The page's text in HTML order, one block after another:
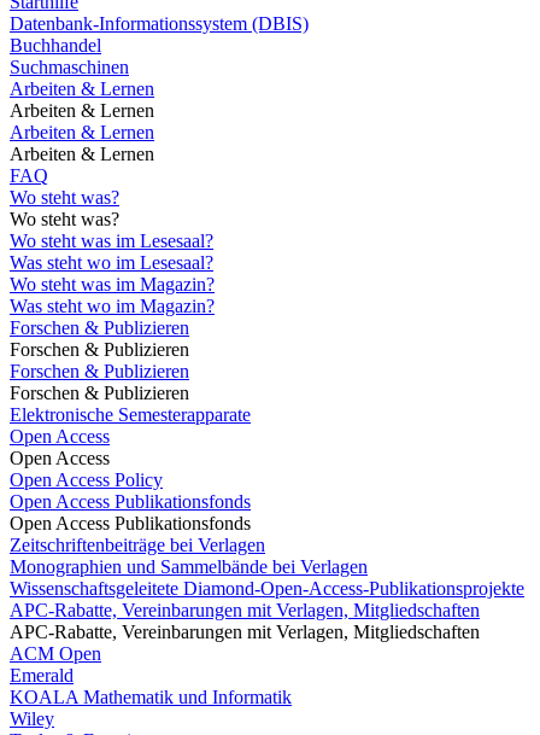
Datenbank-Informationssystem (DBIS)
Buchhandel
Suchmaschinen
Arbeiten & Lernen
Arbeiten & Lernen
Arbeiten & Lernen
Arbeiten & Lernen
FAQ
Wo steht was?
Wo steht was?
Wo steht was im Lesesaal?
Was steht wo im Lesesaal?
Wo steht was im Magazin?
Was steht wo im Magazin?
Forschen & Publizieren
Forschen & Publizieren
Forschen & Publizieren
Forschen & Publizieren
Elektronische Semesterapparate
Open Access
Open Access
Open Access Policy
Open Access Publikationsfonds
Open Access Publikationsfonds
Zeitschriftenbeiträge bei Verlagen
Monographien und Sammelbände bei Verlagen
Wissenschaftsgeleitete Diamond-Open-Access-Publikationsprojekte
APC-Rabatte, Vereinbarungen mit Verlagen, Mitgliedschaften
APC-Rabatte, Vereinbarungen mit Verlagen, Mitgliedschaften
ACM Open
Emerald
KOALA Mathematik und Informatik
Wiley